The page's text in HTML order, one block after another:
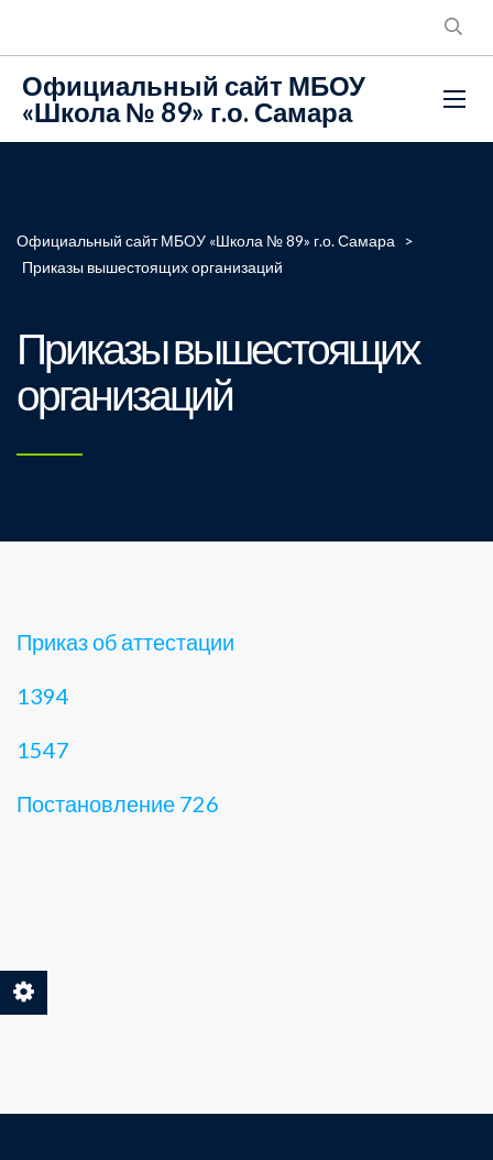
Официальный сайт МБОУ
«Школа № 89» г.о. Самара
Официальный сайт МБОУ «Школа № 89» г.о. Самара
>
Приказы вышестоящих организаций
Приказы вышестоящих
организаций
Приказ об аттестации
1394
1547
Постановление 726